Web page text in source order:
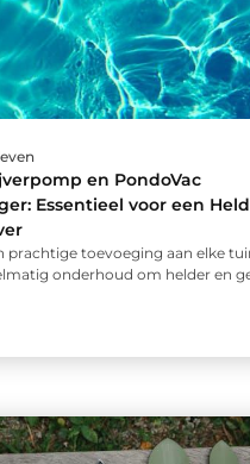
en PondoVac
Essentieel voor een
prachtige toevoeging aan elke
onderhoud om helder en